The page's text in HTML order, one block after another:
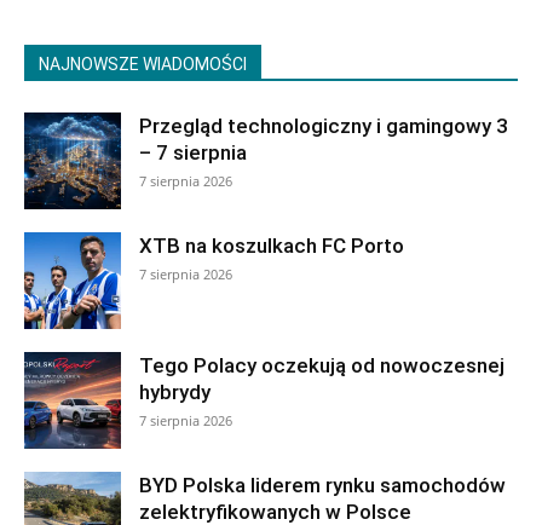
NAJNOWSZE WIADOMOŚCI
Przegląd technologiczny i gamingowy 3
– 7 sierpnia
7 sierpnia 2026
XTB na koszulkach FC Porto
7 sierpnia 2026
Tego Polacy oczekują od nowoczesnej
hybrydy
7 sierpnia 2026
BYD Polska liderem rynku samochodów
zelektryfikowanych w Polsce